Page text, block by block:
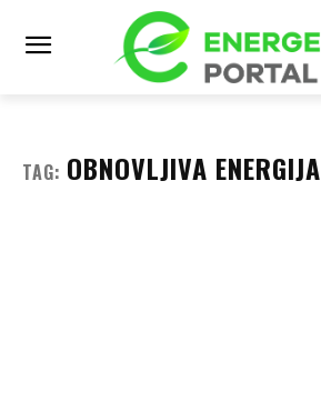
TAG: OBNOVLJIVA ENERGIJA